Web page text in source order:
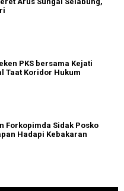
PKS bersama Kejati
Taat Koridor Hukum
Forkopimda Sidak Posko
Hadapi Kebakaran